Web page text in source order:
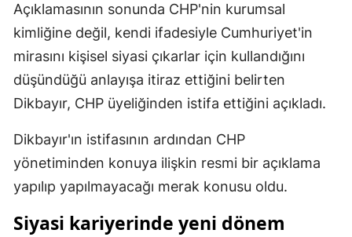
Siirt
Sinop
Sivas
Tokat
Trabzon
Tunceli
Açıklamasının sonunda CHP'nin kurumsal
kimliğine değil, kendi ifadesiyle Cumhuriyet'in
mirasını kişisel siyasi çıkarlar için kullandığını
düşündüğü anlayışa itiraz ettiğini belirten
Dikbayır, CHP üyeliğinden istifa ettiğini açıkladı.
Dikbayır'ın istifasının ardından CHP
yönetiminden konuya ilişkin resmi bir açıklama
yapılıp yapılmayacağı merak konusu oldu.
Siyasi kariyerinde yeni dönem